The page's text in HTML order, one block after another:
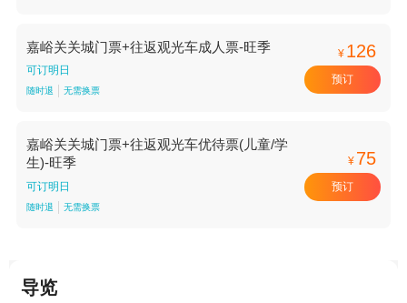
嘉峪关关城门票+往返观光车成人票-旺季
可订明日
随时退 无需换票
¥ 126
预订
嘉峪关关城门票+往返观光车优待票(儿童/学
生)-旺季
可订明日
随时退 无需换票
¥ 75
预订
导览